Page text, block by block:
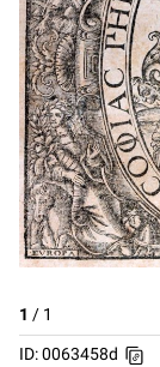
1 / 1
ID: 0063458d